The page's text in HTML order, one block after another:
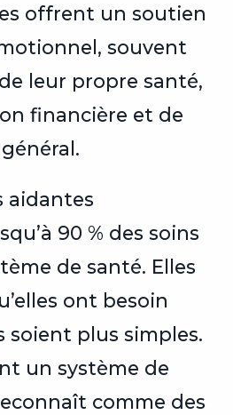
offrent un soutien
souvent
leur propre santé,
financière et de
aidantes
90 % des soins
de santé. Elles
ont besoin
soient plus simples.
un système de
comme des